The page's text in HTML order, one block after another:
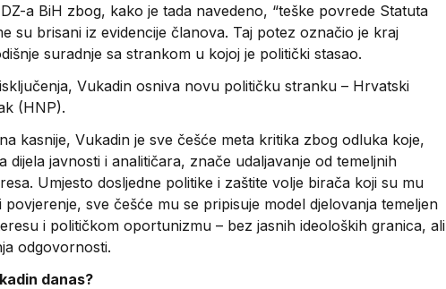
a BiH zbog, kako je tada navedeno, “teške povrede Statuta
su brisani iz evidencije članova. Taj potez označio je kraj
suradnje sa strankom u kojoj je politički stasao.
Vukadin osniva novu političku stranku – Hrvatski
(HNP).
kasnije, Vukadin je sve češće meta kritika zbog odluka koje,
dijela javnosti i analitičara, znače udaljavanje od temeljnih
Umjesto dosljedne politike i zaštite volje birača koji su mu
povjerenje, sve češće mu se pripisuje model djelovanja temeljen
i političkom oportunizmu – bez jasnih ideoloških granica, ali
odgovornosti.
danas?